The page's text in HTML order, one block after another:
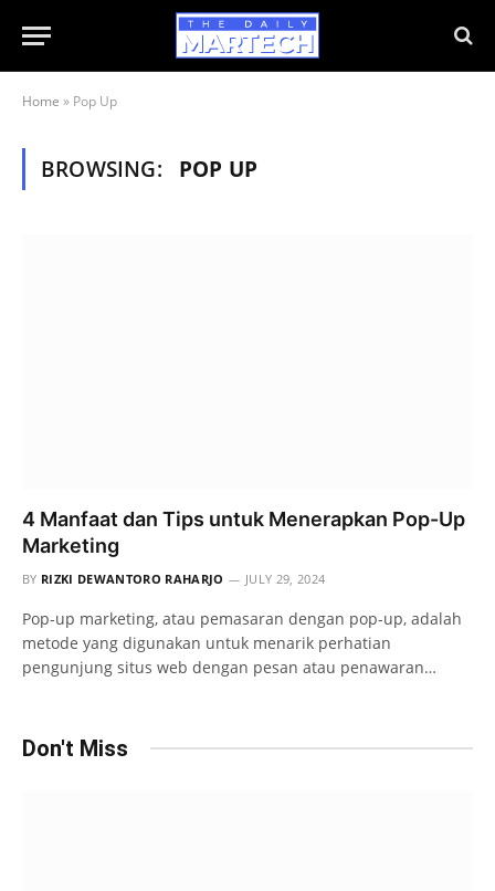
Home » Pop Up
BROWSING: POP UP
4 Manfaat dan Tips untuk Menerapkan Pop-Up
Marketing
BY RIZKI DEWANTORO RAHARJO JULY 29, 2024
Pop-up marketing, atau pemasaran dengan pop-up, adalah
metode yang digunakan untuk menarik perhatian
pengunjung situs web dengan pesan atau penawaran…
Don't Miss